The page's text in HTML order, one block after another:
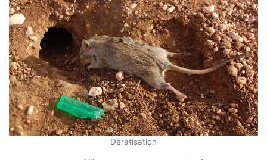
Dératisation